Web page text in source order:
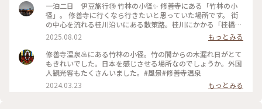
一泊二日 伊豆旅行⑲ 竹林の小径✨️ 修善寺にある「竹林の小
径」。 修善寺に行くなら行きたいと思っていた場所です。 街
の中心を流れる桂川沿いにある散策路。桂川にかかる「桂橋」
から「楓橋」にかけて、300mほどの遊歩道が続いています。
自然風景を満喫することができる「竹林の小径」✨️ 石畳の通路
を進んで行くと、中央部に竹製の大きな円形ベンチもあります
💡 誰もいなくて貸切状態😆 素敵な竹林の小径を満喫してきま
した✨️ 2025.7.9 #竹林の小径 #ゆるり夏時間
2025.08.02
もっとみる
修善寺温泉♨️にある竹林の小径。竹の間からの木漏れ日がとて
もきれいでした。日本を感じさせる場所なのでしょうか。外国
人観光客もたくさんいました。#風景#修善寺温泉
2024.03.23
もっとみる